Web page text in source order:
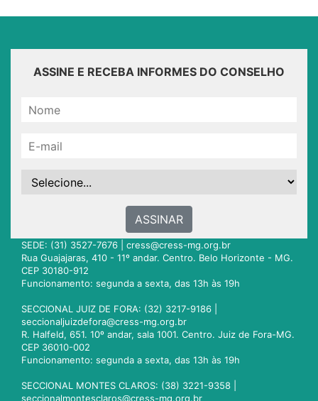
ASSINE E RECEBA INFORMES DO CONSELHO
ASSINAR
SEDE: (31) 3527-7676 | cress@cress-mg.org.br
Rua Guajajaras, 410 - 11º andar. Centro. Belo Horizonte - MG.
CEP 30180-912
Funcionamento: segunda a sexta, das 13h às 19h
SECCIONAL JUIZ DE FORA: (32) 3217-9186 |
seccionaljuizdefora@cress-mg.org.br
R. Halfeld, 651. 10º andar, sala 1001. Centro. Juiz de Fora-MG.
CEP 36010-002
Funcionamento: segunda a sexta, das 13h às 19h
SECCIONAL MONTES CLAROS: (38) 3221-9358 |
seccionalmontesclaros@cress-mg.org.br